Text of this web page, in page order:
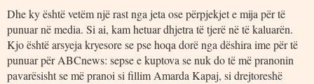
Dhe ky është vetëm një rast nga jeta ose përpjekjet e mija për të
punuar në media. Si ai, kam hetuar dhjetra të tjerë në të kaluarën.
Kjo është arsyeja kryesore se pse hoqa dorë nga dëshira ime për të
punuar për ABCnews: sepse e kuptova se nuk do të më pranonin
pavarësisht se më pranoi si fillim Amarda Kapaj, si drejtoreshë